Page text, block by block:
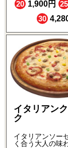
20 1,900円 25
30
イタリアン
ク
イタリアンソー
く合う大人の味